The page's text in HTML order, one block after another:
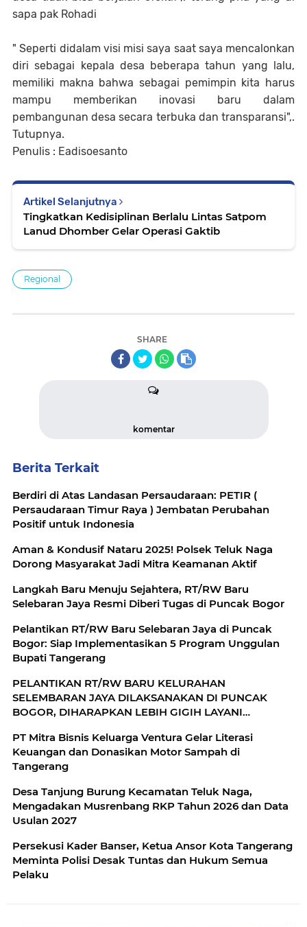
sapa pak Rohadi
" Seperti didalam visi misi saya saat saya mencalonkan
diri sebagai kepala desa beberapa tahun yang lalu,
memiliki makna bahwa sebagai pemimpin kita harus
mampu memberikan inovasi baru dalam
pembangunan desa secara terbuka dan transparansi",.
Tutupnya.
Penulis : Eadisoesanto
Artikel Selanjutnya
Tingkatkan Kedisiplinan Berlalu Lintas Satpom
Lanud Dhomber Gelar Operasi Gaktib
Regional
SHARE
komentar
Berita Terkait
Berdiri di Atas Landasan Persaudaraan: PETIR (
Persaudaraan Timur Raya ) Jembatan Perubahan
Positif untuk Indonesia
Aman & Kondusif Nataru 2025! Polsek Teluk Naga
Dorong Masyarakat Jadi Mitra Keamanan Aktif
Langkah Baru Menuju Sejahtera, RT/RW Baru
Selebaran Jaya Resmi Diberi Tugas di Puncak Bogor
Pelantikan RT/RW Baru Selebaran Jaya di Puncak
Bogor: Siap Implementasikan 5 Program Unggulan
Bupati Tangerang
PELANTIKAN RT/RW BARU KELURAHAN
SELEMBARAN JAYA DILAKSANAKAN DI PUNCAK
BOGOR, DIHARAPKAN LEBIH GIGIH LAYANI
​PT Mitra Bisnis Keluarga Ventura Gelar Literasi
Keuangan dan Donasikan Motor Sampah di
Tangerang
Desa Tanjung Burung Kecamatan Teluk Naga,
Mengadakan Musrenbang RKP Tahun 2026 dan Data
Usulan 2027
Persekusi Kader Banser, Ketua Ansor Kota Tangerang
Meminta Polisi Desak Tuntas dan Hukum Semua
Pelaku